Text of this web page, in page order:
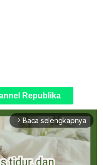
Republika
arrow_forward_ios Baca selengkapnya